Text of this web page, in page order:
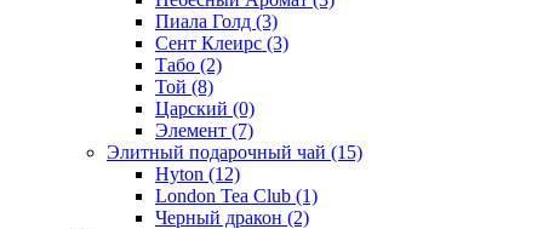
Пиала Голд (3)
Сент Клеирс (3)
Табо (2)
Той (8)
Царский (0)
Элемент (7)
Элитный подарочный чай (15)
Hyton (12)
London Tea Club (1)
Черный дракон (2)